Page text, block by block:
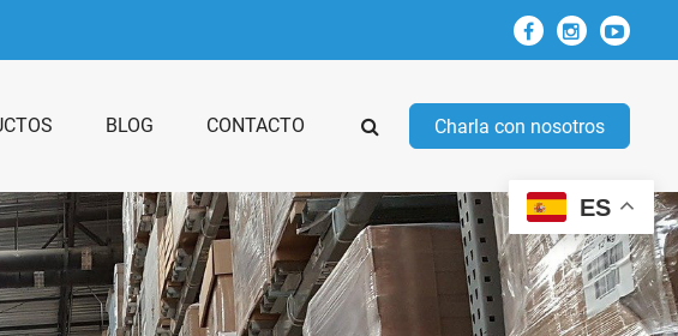
BLOG CONTACTO Charla con nosotros
ES